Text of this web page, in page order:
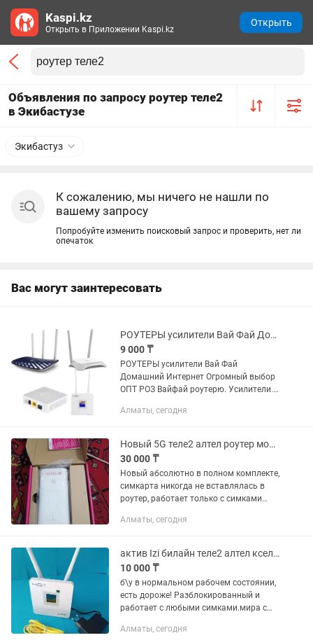
Объявления по запросу роутер теле2
в Экибастузе
Экибастуз
К сожалению, мы ничего не нашли по
вашему запросу
Попробуйте изменить поисковый запрос и проверить, нет ли
опечаток
Вас могут заинтересовать
РОУТЕРЫ усилители Вай Фай Домашний Интернет Огромный выбор ОПТ РОЗ
9 000 ₸
РОУТЕРЫ усилители Вай Фай
Домашний Интернет Огромный выбор
ОПТ РОЗ Вайфай роутерю. Усилители.
быстрый вайфай. большой вайфай.
Алматы, сегодня
Новый 5G теле2 алтел роутер модем вайфай Wi-Fi
30 000 ₸
Новый абсолютно в полном комплекте,
симкарта никогда не вставлялась в
роутер, работает только с симками
покрытие в вашем доме в 5G Работает
Алматы, сегодня
актив Izi билайн теле2 алтел кселл 4G роутер wifi вайфай
10 000 ₸
б\у в нормальном рабочем состоянии,
есть дороже! Разблокированный и
работает с любыми симками.мира с
Сек — стандарт 4G+ LTE это значит если
Алматы, сегодня
Kaspi.kz
Открыть в Приложении Kaspi.kz
Открыть